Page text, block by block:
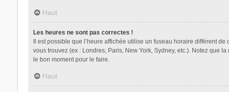
Haut
Les heures ne sont pas correctes !
Il est possible que l’heure affichée utilise un fuseau horaire différent
vous trouvez (ex : Londres, Paris, New York, Sydney, etc.). Notez que
le bon moment pour le faire.
Haut